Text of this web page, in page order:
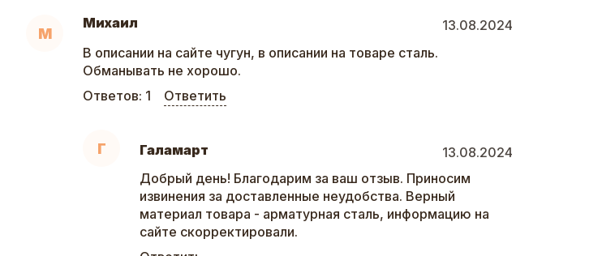
М
Михаил
13.08.2024
В описании на сайте чугун, в описании на товаре сталь.
Обманывать не хорошо.
Ответов: 1 Ответить
Г Галамарт
13.08.2024
Добрый день! Благодарим за ваш отзыв. Приносим
извинения за доставленные неудобства. Верный
материал товара - арматурная сталь, информацию на
сайте скорректировали.